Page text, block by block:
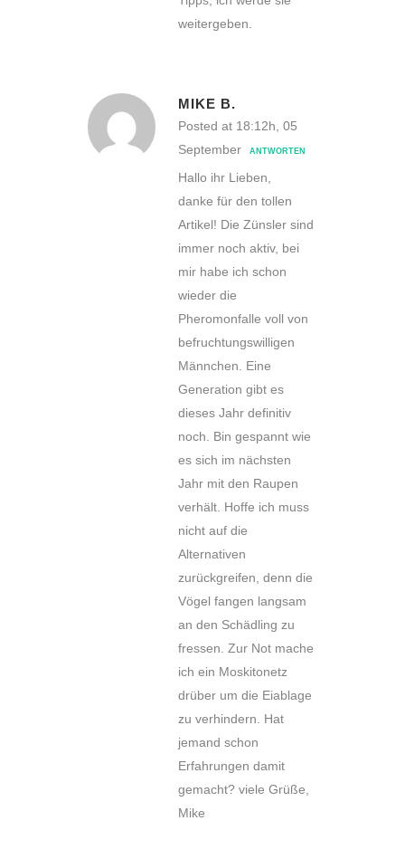
weitergeben.
MIKE B.
Posted at 18:12h, 05
September
ANTWORTEN
Hallo ihr Lieben,
danke für den tollen
Artikel! Die Zünsler sind
immer noch aktiv, bei
mir habe ich schon
wieder die
Pheromonfalle voll von
befruchtungswilligen
Männchen. Eine
Generation gibt es
dieses Jahr definitiv
noch. Bin gespannt wie
es sich im nächsten
Jahr mit den Raupen
verhält. Hoffe ich muss
nicht auf die
Alternativen
zurückgreifen, denn die
Vögel fangen langsam
an den Schädling zu
fressen. Zur Not mache
ich ein Moskitonetz
drüber um die Eiablage
zu verhindern. Hat
jemand schon
Erfahrungen damit
gemacht? viele Grüße,
Mike